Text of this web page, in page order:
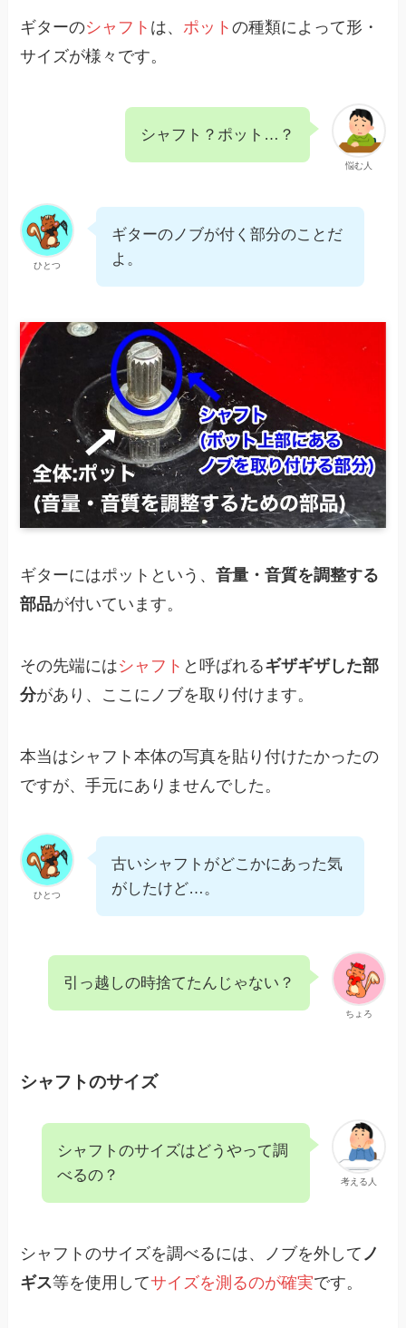
ギターのシャフト は、 ポットの種類によって形・
サイズが様々です。
悩む人
シャフト？ポット…？
ひとつ
ギターのノブが付く部分のことだ
よ。
ギターにはポットという、音量・音質を調整する
部品が付いています。
その先端にはシャフト と呼ばれるギザギザした部
分があり、ここにノブを取り付けます。
本当はシャフト本体の写真を貼り付けたかったの
ですが、手元にありませんでした。
ひとつ
古いシャフトがどこかにあった気
がしたけど…。
ちょろ
引っ越しの時捨てたんじゃない？
シャフトのサイズ
考える人
シャフトのサイズはどうやって調
べるの？
シャフトのサイズを調べるには、ノブを外して ノ
ギス等を使用してサイズを測るのが確実です。